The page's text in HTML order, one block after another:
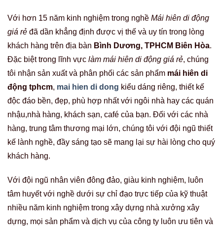
Với hơn 15 năm kinh nghiệm trong nghề Mái hiên di động
giá rẻ đã dần khẳng định được vị thế và uy tín trong lòng
khách hàng trên địa bàn Bình Dương, TPHCM Biên Hòa.
Đặc biệt trong lĩnh vực làm mái hiên di động giá rẻ, chúng
tôi nhận sản xuất và phân phối các sản phẩm mái hiên di
động tphcm, mai hien di dong kiểu dáng riêng, thiết kế
độc đáo bền, đẹp, phù hợp nhất với ngôi nhà hay các quán
nhậu,nhà hàng, khách sạn, café của bạn. Đối với các nhà
hàng, trung tâm thương mại lớn, chúng tôi với đội ngũ thiết
kế lành nghề, đầy sáng tạo sẽ mang lại sự hài lòng cho quý
khách hàng.
Với đội ngũ nhân viên đông đảo, giàu kinh nghiệm, luôn
tâm huyết với nghề dưới sự chỉ đạo trực tiếp của kỹ thuật
nhiều năm kinh nghiệm trong xây dựng nhà xưởng xây
dựng, mọi sản phẩm và dịch vụ của công ty luôn ưu tiên và